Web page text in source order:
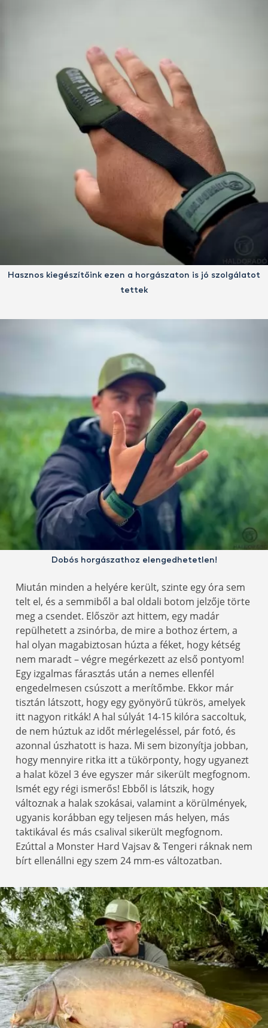
Hasznos kiegészítőink ezen a horgászaton is jó szolgálatot
tettek
Dobós horgászathoz elengedhetetlen!
Miután minden a helyére került, szinte egy óra sem
telt el, és a semmiből a bal oldali botom jelzője törte
meg a csendet. Először azt hittem, egy madár
repülhetett a zsinórba, de mire a bothoz értem, a
hal olyan magabiztosan húzta a féket, hogy kétség
nem maradt – végre megérkezett az első pontyom!
Egy izgalmas fárasztás után a nemes ellenfél
engedelmesen csúszott a merítőmbe. Ekkor már
tisztán látszott, hogy egy gyönyörű tükrös, amelyek
itt nagyon ritkák! A hal súlyát 14-15 kilóra saccoltuk,
de nem húztuk az időt mérlegeléssel, pár fotó, és
azonnal úszhatott is haza. Mi sem bizonyítja jobban,
hogy mennyire ritka itt a tükörponty, hogy ugyanezt
a halat közel 3 éve egyszer már sikerült megfognom.
Ismét egy régi ismerős! Ebből is látszik, hogy
változnak a halak szokásai, valamint a körülmények,
ugyanis korábban egy teljesen más helyen, más
taktikával és más csalival sikerült megfognom.
Ezúttal a Monster Hard Vajsav & Tengeri ráknak nem
bírt ellenállni egy szem 24 mm-es változatban.